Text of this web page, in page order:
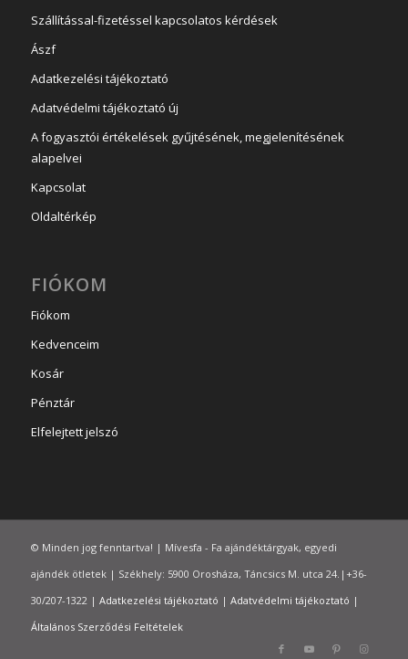
Szállítással-fizetéssel kapcsolatos kérdések
Ászf
Adatkezelési tájékoztató
Adatvédelmi tájékoztató új
A fogyasztói értékelések gyűjtésének, megjelenítésének
alapelvei
Kapcsolat
Oldaltérkép
FIÓKOM
Fiókom
Kedvenceim
Kosár
Pénztár
Elfelejtett jelszó
© Minden jog fenntartva! | Mívesfa - Fa ajándéktárgyak, egyedi
ajándék ötletek | Székhely: 5900 Orosháza, Táncsics M. utca 24.|+36-
30/207-1322 | Adatkezelési tájékoztató | Adatvédelmi tájékoztató |
Általános Szerződési Feltételek